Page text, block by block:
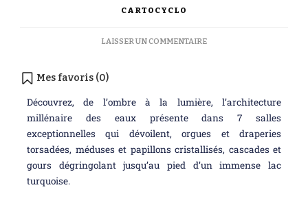
CARTOCYCLO
LAISSER UN COMMENTAIRE
Mes favoris (0)
Découvrez, de l’ombre à la lumière, l’architecture
millénaire des eaux présente dans 7 salles
exceptionnelles qui dévoilent, orgues et draperies
torsadées, méduses et papillons cristallisés, cascades et
gours dégringolant jusqu’au pied d’un immense lac
turquoise.